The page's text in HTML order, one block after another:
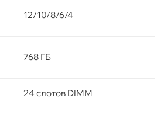
12/10/8/6/4
768 ГБ
24 слотов DIMM